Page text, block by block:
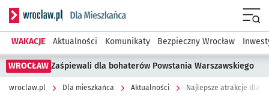
Serwis informacyjny wroclaw.pl podserwis: Dla mieszkańca
WAKACJE Aktualności Komunikaty Bezpieczny Wrocław
WROCŁAW Zaśpiewali dla bohaterów Powstania Warszawskiego
wroclaw.pl Dla mieszkańca Aktualności